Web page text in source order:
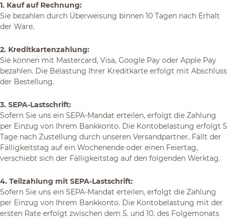
1. Kauf auf Rechnung:
Sie bezahlen durch Überweisung binnen 10 Tagen nach Erhalt
der Ware.
2. Kreditkartenzahlung:
Sie können mit Mastercard, Visa, Google Pay oder Apple Pay
bezahlen. Die Belastung Ihrer Kreditkarte erfolgt mit Abschluss
der Bestellung.
3. SEPA-Lastschrift:
Sofern Sie uns ein SEPA-Mandat erteilen, erfolgt die Zahlung
per Einzug von Ihrem Bankkonto. Die Kontobelastung erfolgt 5
Tage nach Zustellung durch unseren Versandpartner. Fällt der
Fälligkeitstag auf ein Wochenende oder einen Feiertag,
verschiebt sich der Fälligkeitstag auf den folgenden Werktag.
4. Teilzahlung mit SEPA-Lastschrift:
Sofern Sie uns ein SEPA-Mandat erteilen, erfolgt die Zahlung
per Einzug von Ihrem Bankkonto. Die Kontobelastung mit der
ersten Rate erfolgt zwischen dem 5. und 10. des Folgemonats